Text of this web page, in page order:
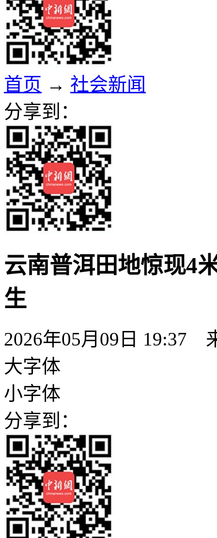
首页 → 社会新闻
分享到：
云南普洱田地惊现4
生
2026年05月09日 19:37
大字体
小字体
分享到：